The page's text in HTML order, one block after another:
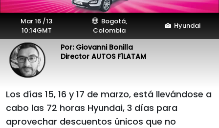
Mar 16 /13
10:14GMT
Bogotá,
Colombia
Hyundai
Por: Giovanni Bonilla
Director AUTOS F1LATAM
Los días 15, 16 y 17 de marzo, está llevándose a
cabo las 72 horas Hyundai, 3 días para
aprovechar descuentos únicos que no